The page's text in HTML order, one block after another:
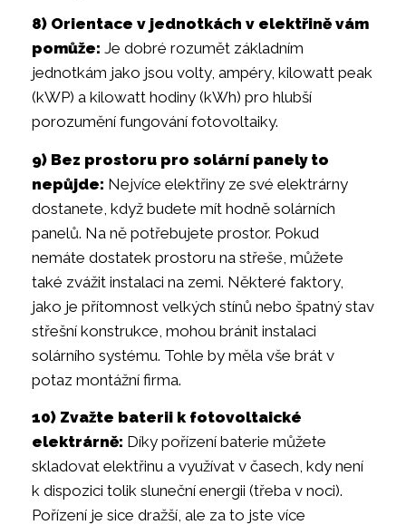
8) Orientace v jednotkách v elektřině vám
pomůže: Je dobré rozumět základním
jednotkám jako jsou volty, ampéry, kilowatt peak
(kWP) a kilowatt hodiny (kWh) pro hlubší
porozumění fungování fotovoltaiky.
9) Bez prostoru pro solární panely to
nepůjde: Nejvíce elektřiny ze své elektrárny
dostanete, když budete mít hodně solárních
panelů. Na ně potřebujete prostor. Pokud
nemáte dostatek prostoru na střeše, můžete
také zvážit instalaci na zemi. Některé faktory,
jako je přítomnost velkých stínů nebo špatný stav
střešní konstrukce, mohou bránit instalaci
solárního systému. Tohle by měla vše brát v
potaz montážní firma.
10) Zvažte baterii k fotovoltaické
elektrárně: Díky pořízení baterie můžete
skladovat elektřinu a využívat v časech, kdy není
k dispozici tolik sluneční energii (třeba v noci).
Pořízení je sice dražší, ale za to jste více